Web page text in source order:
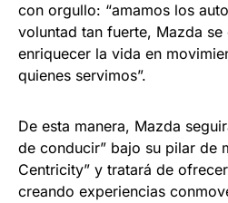
con orgullo: “amamos los
voluntad tan fuerte, Mazda se
enriquecer la vida en
quienes servimos”.
De esta manera, Mazda
de conducir” bajo su pilar de
Centricity” y tratará de
creando experiencias